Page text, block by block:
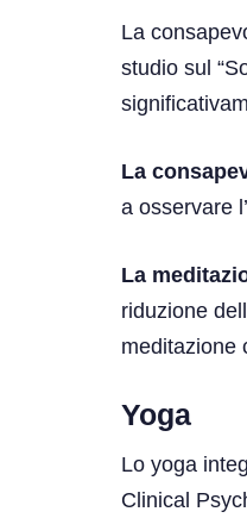
La
studio sul
La
a osservare
La
riduzione
meditazione
Yoga
Lo yoga
Clinical